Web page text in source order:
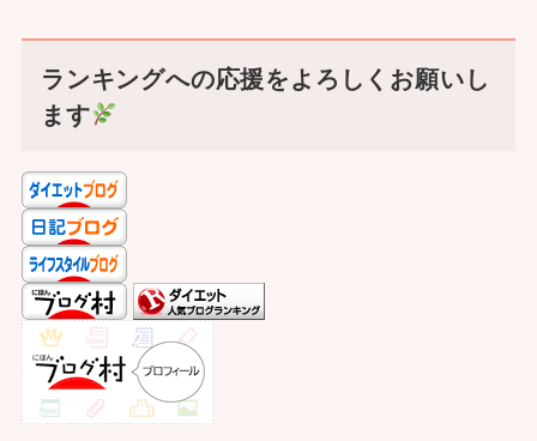
ランキングへの応援をよろしくお願いし
ます